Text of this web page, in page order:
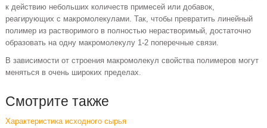
к действию небольших количеств примесей или добавок,
реагирующих с макромолекулами. Так, чтобы превратить линейный
полимер из растворимого в полностью нерастворимый, достаточно
образовать на одну макромолекулу 1-2 поперечные связи.
В зависимости от строения макромолекул свойства полимеров могут
меняться в очень широких пределах.
Смотрите также
Характеристика исходного сырья